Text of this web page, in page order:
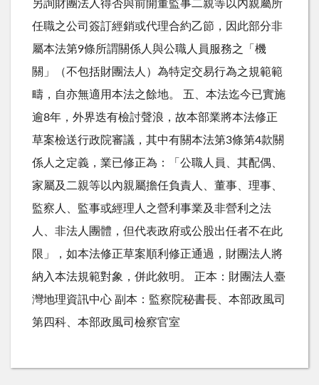
另詢財團法人得否與前開董監事二親等以內親屬所
任職之公司簽訂經銷或代理合約乙節，因此部分非
屬本法第9條所謂關係人與公職人員服務之「機
關」（不包括財團法人）為特定交易行為之規範範
疇，自亦無適用本法之餘地。 五、本法迄今已實施
逾8年，外界迭有檢討聲浪，故本部業將本法修正
草案檢送行政院審議，其中有關本法第3條第4款關
係人之定義，業已修正為：「公職人員、其配偶、
家屬及二親等以內親屬擔任負責人、董事、理事、
監察人、監事或經理人之營利事業及非營利之法
人、非法人團體，但代表政府或公股出任者不在此
限」，如本法修正草案順利修正通過，財團法人將
納入本法規範對象，併此敘明。 正本：財團法人臺
灣地理資訊中心 副本：監察院秘書長、本部政風司
第四科、本部政風司檢察官室